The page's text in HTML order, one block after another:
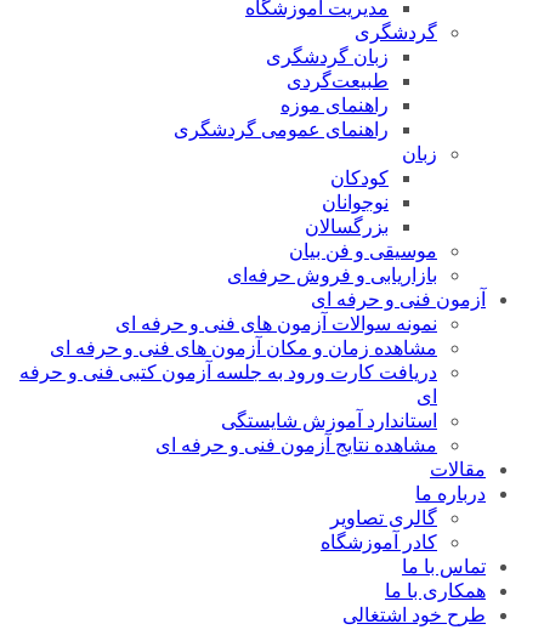
مدیریت آموزشگاه
گردشگری
زبان گردشگری
طبیعت‌گردی
راهنمای موزه
راهنمای عمومی گردشگری
زبان
کودکان
نوجوانان
بزرگسالان
موسیقی و فن بیان
بازاریابی و فروش حرفه‌ای
آزمون فنی و حرفه ای
نمونه سوالات آزمون های فنی و حرفه ای
مشاهده زمان و مکان آزمون های فنی و حرفه ای
دریافت کارت ورود به جلسه آزمون کتبی فنی و حرفه
ای
استاندارد آموزش شایستگی
مشاهده نتایج آزمون فنی و حرفه ای
مقالات
درباره ما
گالری تصاویر
کادر آموزشگاه
تماس با ما
همکاری با ما
طرح خود اشتغالی